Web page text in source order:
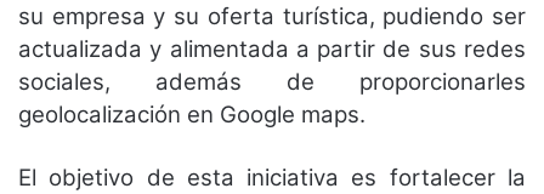
su empresa y su oferta turística, pudiendo ser
actualizada y alimentada a partir de sus redes
sociales, además de proporcionarles
geolocalización en Google maps.
El objetivo de esta iniciativa es fortalecer la